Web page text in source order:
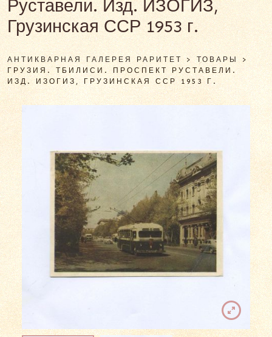
Руставели. Изд. ИЗОГИЗ,
Грузинская ССР 1953 г.
АНТИКВАРНАЯ ГАЛЕРЕЯ РАРИТЕТ >ТОВАРЫ >
ГРУЗИЯ. ТБИЛИСИ. ПРОСПЕКТ РУСТАВЕЛИ.
ИЗД. ИЗОГИЗ, ГРУЗИНСКАЯ ССР 1953 Г.